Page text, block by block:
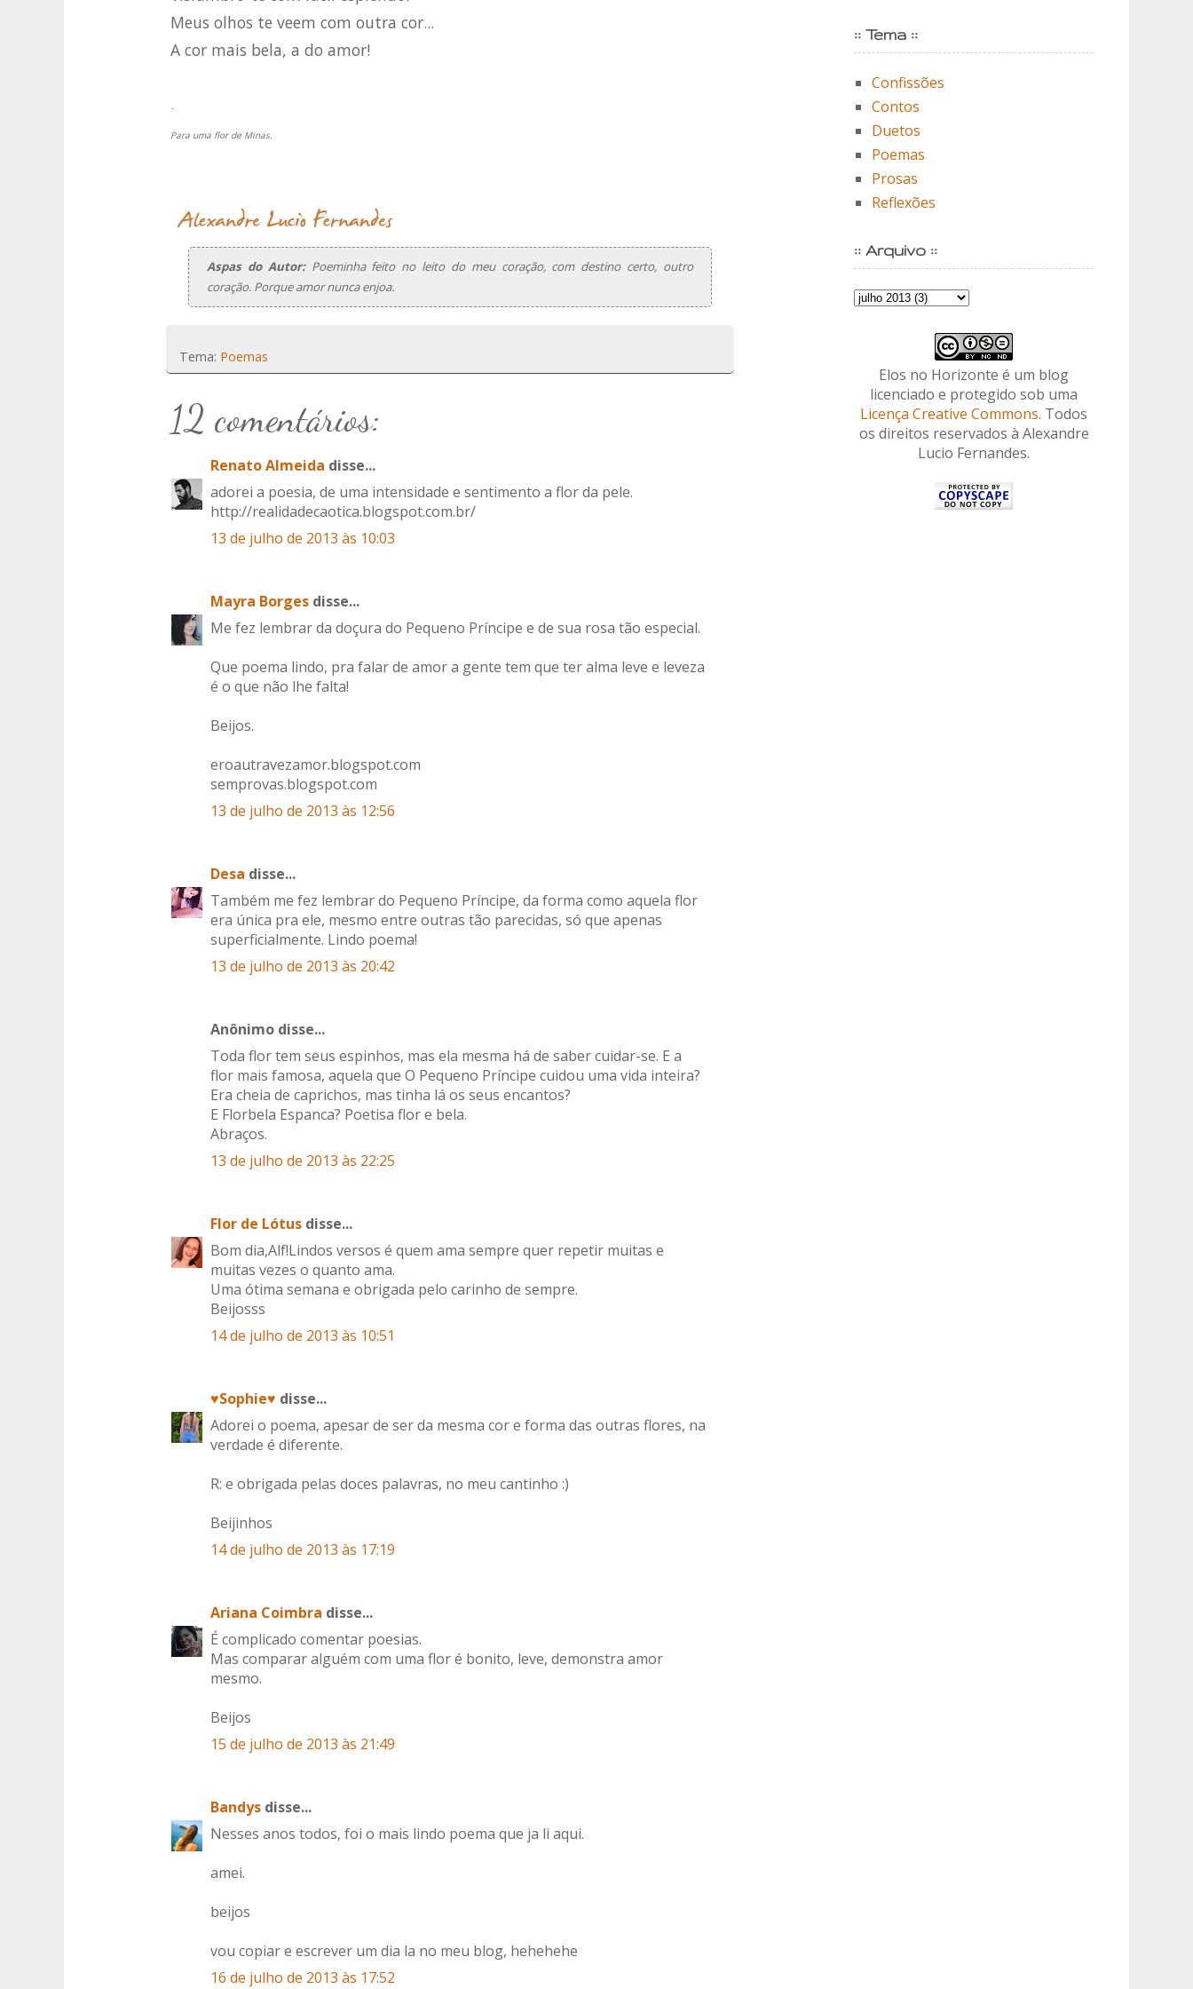
Meus olhos te veem com outra cor...
A cor mais bela, a do amor!
-
Para uma flor de Minas.
Aspas do Autor: Poeminha feito no leito do meu coração, com destino certo, outro
coração. Porque amor nunca enjoa.
Tema: Poemas
12 comentários:
Renato Almeida disse...
adorei a poesia, de uma intensidade e sentimento a flor da pele.
http://realidadecaotica.blogspot.com.br/
13 de julho de 2013 às 10:03
Mayra Borges disse...
Me fez lembrar da doçura do Pequeno Príncipe e de sua rosa tão especial.
Que poema lindo, pra falar de amor a gente tem que ter alma leve e leveza
é o que não lhe falta!
Beijos.
eroautravezamor.blogspot.com
semprovas.blogspot.com
13 de julho de 2013 às 12:56
Desa disse...
Também me fez lembrar do Pequeno Príncipe, da forma como aquela flor
era única pra ele, mesmo entre outras tão parecidas, só que apenas
superficialmente. Lindo poema!
13 de julho de 2013 às 20:42
Anônimo disse...
Toda flor tem seus espinhos, mas ela mesma há de saber cuidar-se. E a
flor mais famosa, aquela que O Pequeno Príncipe cuidou uma vida inteira?
Era cheia de caprichos, mas tinha lá os seus encantos?
E Florbela Espanca? Poetisa flor e bela.
Abraços.
13 de julho de 2013 às 22:25
Flor de Lótus disse...
Bom dia,Alf!Lindos versos é quem ama sempre quer repetir muitas e
muitas vezes o quanto ama.
Uma ótima semana e obrigada pelo carinho de sempre.
Beijosss
14 de julho de 2013 às 10:51
♥Sophie♥ disse...
Adorei o poema, apesar de ser da mesma cor e forma das outras flores, na
verdade é diferente.
R: e obrigada pelas doces palavras, no meu cantinho :)
Beijinhos
14 de julho de 2013 às 17:19
Ariana Coimbra disse...
É complicado comentar poesias.
Mas comparar alguém com uma flor é bonito, leve, demonstra amor
mesmo.
Beijos
15 de julho de 2013 às 21:49
Bandys disse...
Nesses anos todos, foi o mais lindo poema que ja li aqui.
amei.
beijos
vou copiar e escrever um dia la no meu blog, hehehehe
16 de julho de 2013 às 17:52
:: Tema ::
Confissões
Contos
Duetos
Poemas
Prosas
Reflexões
:: Arquivo ::
Elos no Horizonte é um blog
licenciado e protegido sob uma
Licença Creative Commons. Todos
os direitos reservados à Alexandre
Lucio Fernandes.